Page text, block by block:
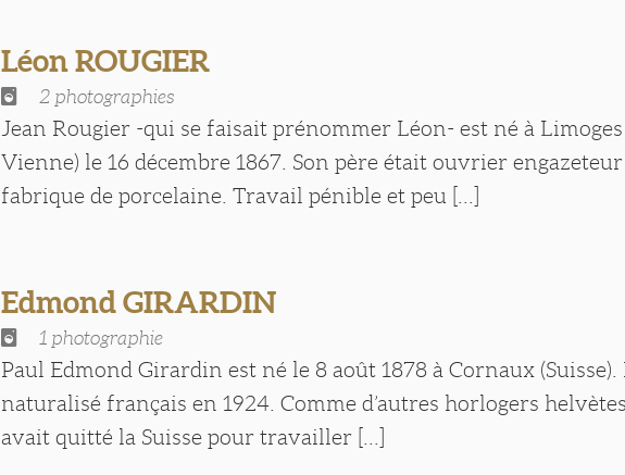
Léon ROUGIER
2 photographies
Jean Rougier -qui se faisait prénommer Léon- est né à
Vienne) le 16 décembre 1867. Son père était ouvrier
fabrique de porcelaine. Travail pénible et peu [...]
Edmond GIRARDIN
1 photographie
Paul Edmond Girardin est né le 8 août 1878 à Cornaux (Suisse).
naturalisé français en 1924. Comme d’autres horlogers
avait quitté la Suisse pour travailler [...]